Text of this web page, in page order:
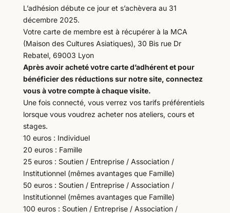
L’adhésion débute ce jour et s’achèvera au 31
décembre 2025.
Votre carte de membre est à récupérer à la MCA
(Maison des Cultures Asiatiques), 30 Bis rue Dr
Rebatel, 69003 Lyon
Après avoir acheté votre carte d’adhérent et pour
bénéficier des réductions sur notre site, connectez
vous à votre compte à chaque visite.
Une fois connecté, vous verrez vos tarifs préférentiels
lorsque vous voudrez acheter nos ateliers, cours et
stages.
10 euros : Individuel
20 euros : Famille
25 euros : Soutien / Entreprise / Association /
Institutionnel (mêmes avantages que Famille)
50 euros : Soutien / Entreprise / Association /
Institutionnel (mêmes avantages que Famille)
100 euros : Soutien / Entreprise / Association /